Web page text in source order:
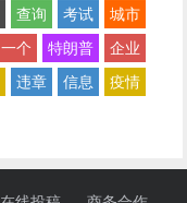
查询 考试
城市
一个 特朗普
企业
违章 信息
疫情